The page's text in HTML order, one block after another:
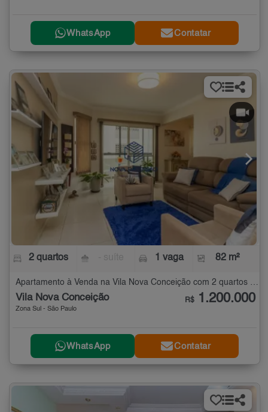
WhatsApp Contatar
2 quartos 1 vaga 82 m²
Apartamento à Venda na Vila Nova Conceição com 2 quartos - 82 m²
Vila Nova Conceição
Zona Sul - São Paulo
R$ 1.200.000
WhatsApp Contatar